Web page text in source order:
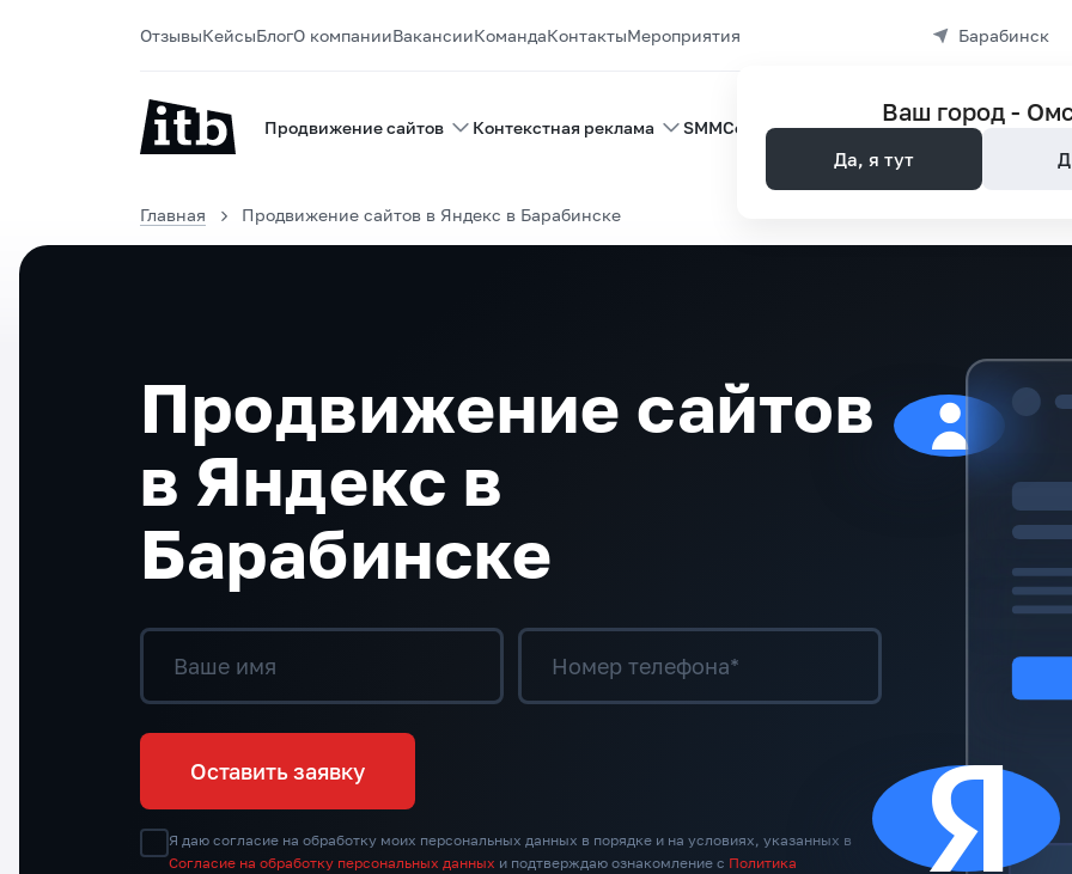
ОтзывыКейсыБлогО компанииВакансииКомандаКонтактыМероприятия Барабинск
Продвижение сайтов Контекстная реклама SMMСоздание сайтов Управление
Главная Продвижение сайтов в Яндекс в Барабинске
Продвижение сайтов
в Яндекс в
Барабинске
Ваше имя Номер телефона*
Оставить заявку
Я даю согласие на обработку моих персональных данных в порядке и на условиях, указанных в
Согласие на обработку персональных данных и подтверждаю ознакомление с Политика
Ваш город -
Да, я тут